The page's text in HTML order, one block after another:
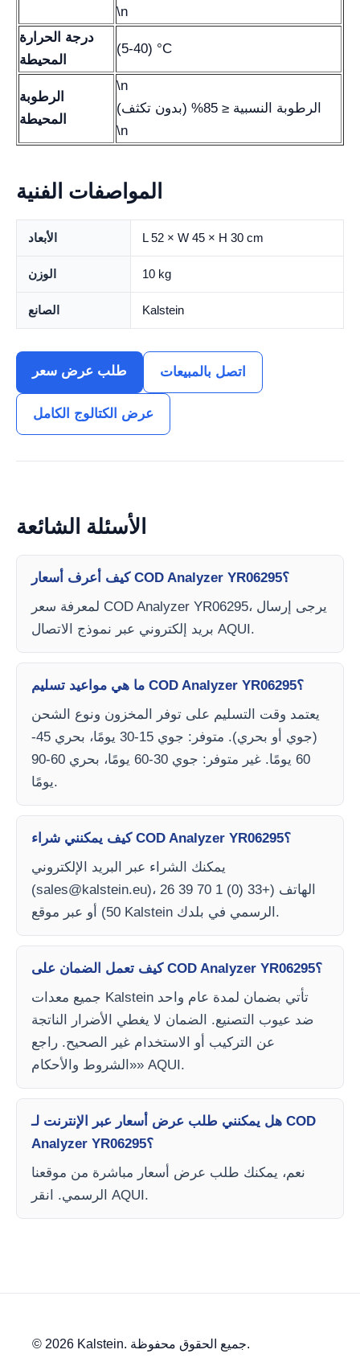
\n
درجة الحرارة
المحيطة
(5-40) °C
الرطوبة
المحيطة
\n
الرطوبة النسبية ≤ 85% (بدون تكثف)
\n
المواصفات الفنية
الأبعاد L 52 × W 45 × H 30 cm
الوزن 10 kg
الصانع Kalstein
طلب عرض سعر اتصل بالمبيعات
عرض الكتالوج الكامل
الأسئلة الشائعة
كيف أعرف أسعار COD Analyzer YR06295؟
لمعرفة سعر COD Analyzer YR06295، يرجى إرسال
بريد إلكتروني عبر نموذج الاتصال AQUI.
ما هي مواعيد تسليم COD Analyzer YR06295؟
يعتمد وقت التسليم على توفر المخزون ونوع الشحن
(جوي أو بحري). متوفر: جوي 15-30 يومًا، بحري 45-
60 يومًا. غير متوفر: جوي 30-60 يومًا، بحري 60-90
يومًا.
كيف يمكنني شراء COD Analyzer YR06295؟
يمكنك الشراء عبر البريد الإلكتروني
(sales@kalstein.eu)، الهاتف (+33 (0) 1 70 39 26
50) أو عبر موقع Kalstein الرسمي في بلدك.
كيف تعمل الضمان على COD Analyzer YR06295؟
جميع معدات Kalstein تأتي بضمان لمدة عام واحد
ضد عيوب التصنيع. الضمان لا يغطي الأضرار الناتجة
عن التركيب أو الاستخدام غير الصحيح. راجع
«الشروط والأحكام» AQUI.
هل يمكنني طلب عرض أسعار عبر الإنترنت لـ COD
Analyzer YR06295؟
نعم، يمكنك طلب عرض أسعار مباشرة من موقعنا
الرسمي. انقر AQUI.
© 2026 Kalstein. جميع الحقوق محفوظة.